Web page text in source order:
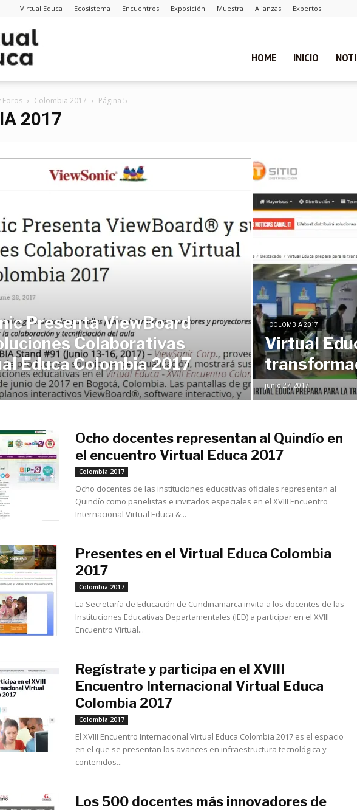
Virtual Educa Ecosistema Encuentros Exposición Muestra Alianzas Expertos
Noticias
HOME INICIO
Foros Colombia 2017 Página 5
2017
Presenta ViewBoard
Colaborativas
Educa Colombia 2017
COLOMBIA 2017
Virtual
junio 27, 2017
Ocho docentes representan al Quindío en
el encuentro Virtual Educa 2017
Colombia 2017
Ocho docentes de las instituciones educativas oficiales representan al
Quindío como panelistas e invitados especiales en el XVIII Encuentro
Internacional Virtual Educa &...
Presentes en el Virtual Educa Colombia
2017
Colombia 2017
La Secretaría de Educación de Cundinamarca invita a los docentes de las
Instituciones Educativas Departamentales (IED) a participar en el XVIII
Encuentro Virtual...
Regístrate y participa en el XVIII
Encuentro Internacional Virtual Educa
Colombia 2017
Colombia 2017
El XVIII Encuentro Internacional Virtual Educa Colombia 2017 es el espacio
en el que se presentan los avances en infraestructura tecnológica y
contenidos...
Los 500 docentes más innovadores de